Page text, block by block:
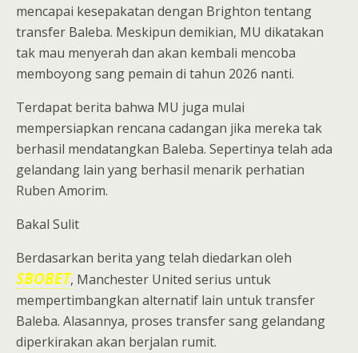
mencapai kesepakatan dengan Brighton tentang
transfer Baleba. Meskipun demikian, MU dikatakan
tak mau menyerah dan akan kembali mencoba
memboyong sang pemain di tahun 2026 nanti.
Terdapat berita bahwa MU juga mulai
mempersiapkan rencana cadangan jika mereka tak
berhasil mendatangkan Baleba. Sepertinya telah ada
gelandang lain yang berhasil menarik perhatian
Ruben Amorim.
Bakal Sulit
Berdasarkan berita yang telah diedarkan oleh
SBOBET, Manchester United serius untuk
mempertimbangkan alternatif lain untuk transfer
Baleba. Alasannya, proses transfer sang gelandang
diperkirakan akan berjalan rumit.